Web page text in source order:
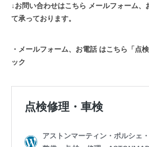
↓お問い合わせはこちら メールフォーム、
て承っております。
・メールフォーム、お電話 はこちら「点
ック